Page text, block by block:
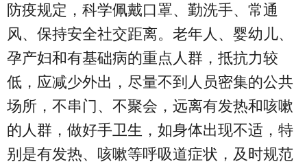
防疫规定，科学佩戴口罩、勤洗手、常通
风、保持安全社交距离。老年人、婴幼儿、
孕产妇和有基础病的重点人群，抵抗力较
低，应减少外出，尽量不到人员密集的公共
场所，不串门、不聚会，远离有发热和咳嗽
的人群，做好手卫生，如身体出现不适，特
别是有发热、咳嗽等呼吸道症状，及时规范